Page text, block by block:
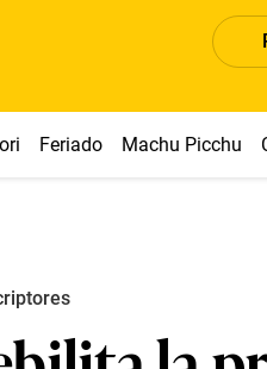
Feriado Machu Picchu